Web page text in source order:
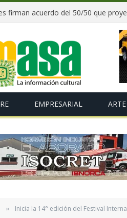
EMPRESARIAL
» Inicia la 14° edición del Festival